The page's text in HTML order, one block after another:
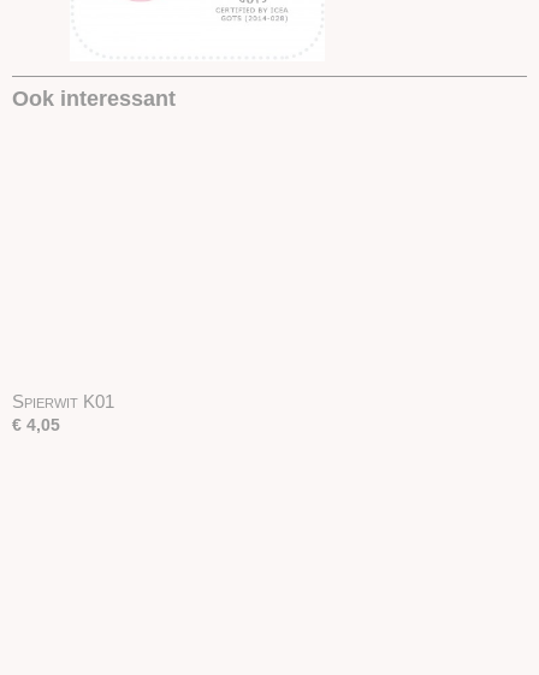
Ook interessant
Spierwit K01
€ 4,05